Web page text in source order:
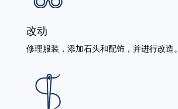
改动
修理服装，添加石头和配饰，并进行改造。